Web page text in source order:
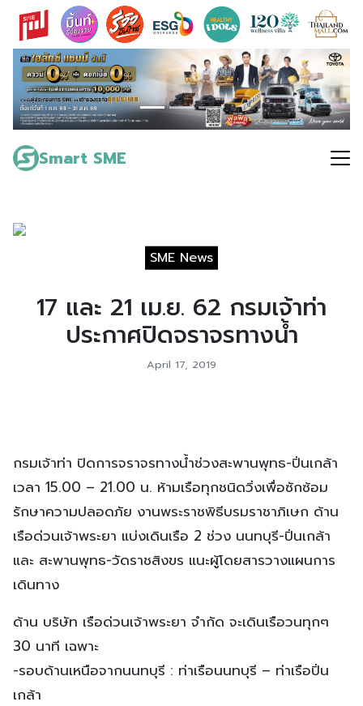
Skip
content
Smart SME
Search
for:
SME News
17 และ 21 เม.ย. 62 กรมเจ้าท่า
ประกาศปิดจราจรทางน้ำ
April 17, 2019
กรมเจ้าท่า ปิดการจราจรทางน้ำช่วงสะพานพุทธ-ปิ่นเกล้า
เวลา 15.00 – 21.00 น. ห้ามเรือทุกชนิดวิ่งเพื่อซักซ้อม
รักษาความปลอดภัย งานพระราชพิธีบรมราชาภิเษก ด้าน
เรือด่วนเจ้าพระยา แบ่งเดินเรือ 2 ช่วง นนทบุรี-ปิ่นเกล้า
และ สะพานพุทธ-วัดราชสิงขร แนะผู้โดยสารวางแผนการ
เดินทาง
ด้าน บริษัท เรือด่วนเจ้าพระยา จำกัด จะเดินเรือวนทุกๆ
30 นาที เฉพาะ
-รอบด้านเหนือจากนนทบุรี : ท่าเรือนนทบุรี – ท่าเรือปิ่น
เกล้า